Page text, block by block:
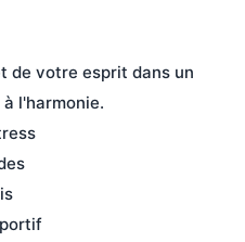
de votre esprit dans un
l'harmonie.